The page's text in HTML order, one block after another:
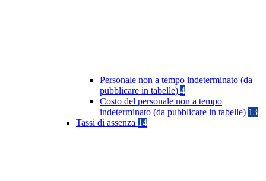
Personale non a tempo indeterminato (da
pubblicare in tabelle) 4
Costo del personale non a tempo
indeterminato (da pubblicare in tabelle) 13
Tassi di assenza 14